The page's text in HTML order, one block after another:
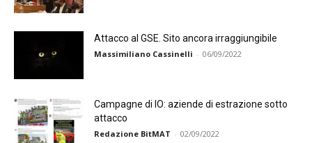
Attacco al GSE. Sito ancora irraggiungibile
Massimiliano Cassinelli - 06/09/2022
Campagne di IO: aziende di estrazione sotto
attacco
Redazione BitMAT - 02/09/2022